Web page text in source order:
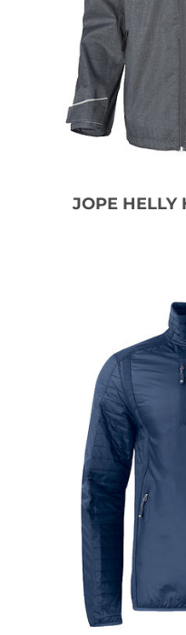
JOPE HELLY